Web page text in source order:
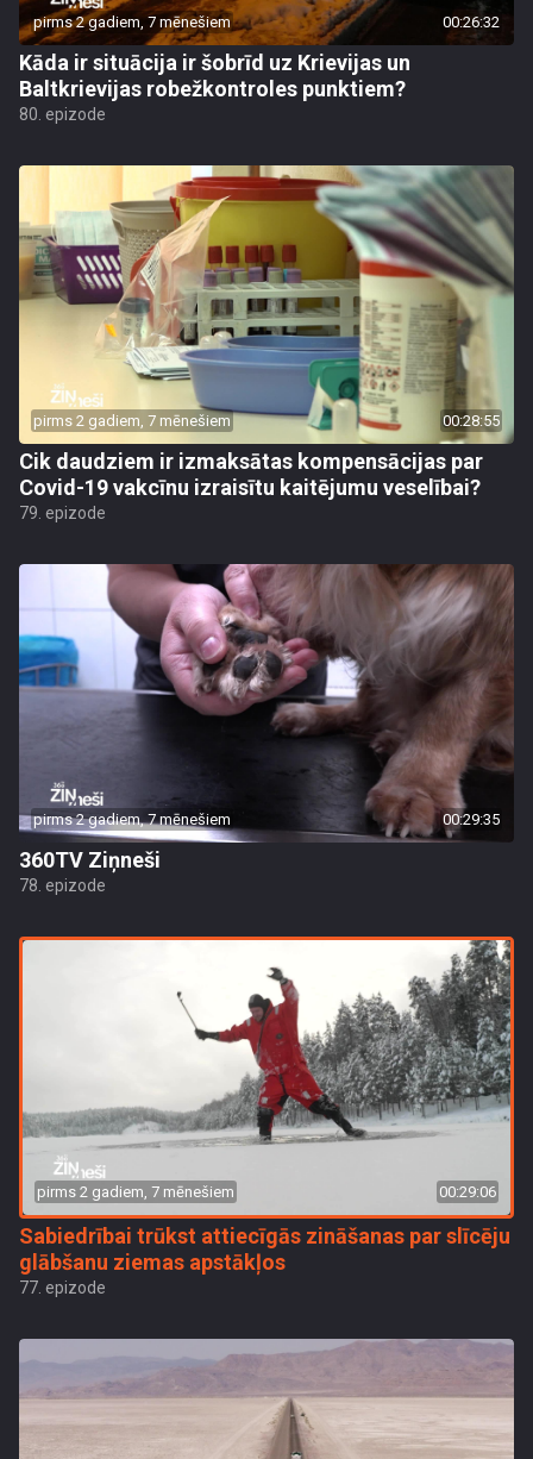
pirms 2 gadiem, 7 mēnešiem 00:26:32
Kāda ir situācija ir šobrīd uz Krievijas un
Baltkrievijas robežkontroles punktiem?
80. epizode
pirms 2 gadiem, 7 mēnešiem 00:28:55
Cik daudziem ir izmaksātas kompensācijas par
Covid-19 vakcīnu izraisītu kaitējumu veselībai?
79. epizode
pirms 2 gadiem, 7 mēnešiem 00:29:35
360TV Ziņneši
78. epizode
pirms 2 gadiem, 7 mēnešiem 00:29:06
Sabiedrībai trūkst attiecīgās zināšanas par slīcēju
glābšanu ziemas apstākļos
77. epizode